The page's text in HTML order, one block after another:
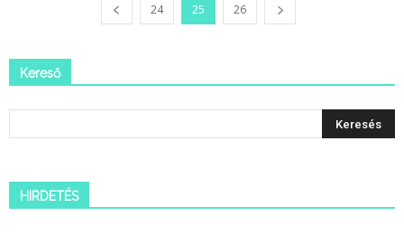
24 25 26
Kereső
HIRDETÉS